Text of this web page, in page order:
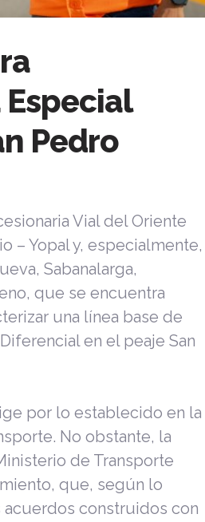
Pedro
Vial del Oriente
– Yopal y, especialmente,
Sabanalarga,
que se encuentra
una línea base de
en el peaje San
por lo establecido en la
No obstante, la
de Transporte
que, según lo
construidos con